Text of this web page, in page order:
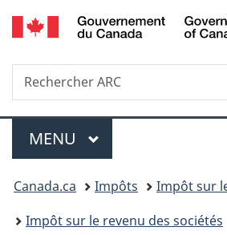
Passer
au
Passer
à
du
Passer
à
Recherche
Rechercher
ARC
Menu
MENU PRINCIPAL
Vous
êtes
Canada.ca Impôts
Impôt sur
Impôt sur le revenu des sociétés